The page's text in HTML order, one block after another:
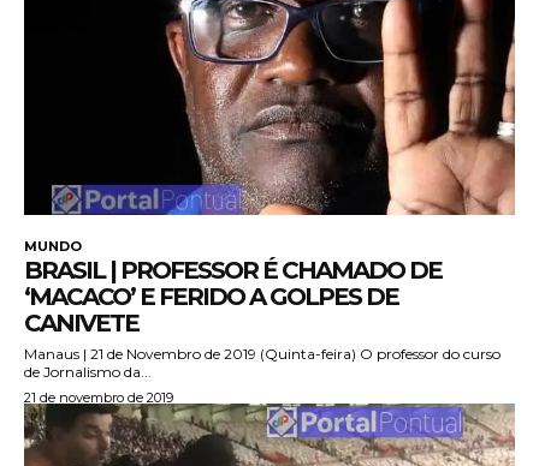
MUNDO
BRASIL | PROFESSOR É CHAMADO DE
‘MACACO’ E FERIDO A GOLPES DE
CANIVETE
Manaus | 21 de Novembro de 2019 (Quinta-feira) O professor do curso
de Jornalismo da...
21 de novembro de 2019